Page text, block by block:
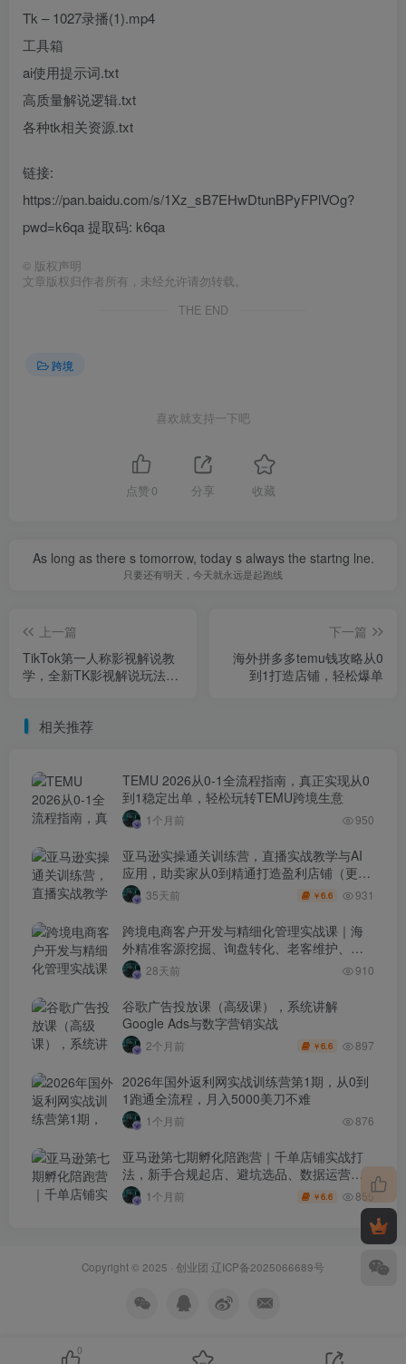
Tk – 1027录播(1).mp4
工具箱
ai使用提示词.txt
高质量解说逻辑.txt
各种tk相关资源.txt
链接:
https://pan.baidu.com/s/1Xz_sB7EHwDtunBPyFPlVOg?
pwd=k6qa 提取码: k6qa
© 版权声明
文章版权归作者所有，未经允许请勿转载。
THE END
跨境
喜欢就支持一下吧
点赞 0 分享 收藏
As long as there s tomorrow, today s always the startng lne.
只要还有明天，今天就永远是起跑线
上一篇
TikTok第一人称影视解说教
学，全新TK影视解说玩法，
下一篇
海外拼多多temu钱攻略从0
到1打造店铺，轻松爆单
相关推荐
TEMU 2026从0-1全流程指南，真正实现从0
到1稳定出单，轻松玩转TEMU跨境生意
1个月前 950
亚马逊实操通关训练营，直播实战教学与AI
应用，助卖家从0到精通打造盈利店铺（更新
7月3日）
35天前 ￥6.6 931
跨境电商客户开发与精细化管理实战课｜海
外精准客源挖掘、询盘转化、老客维护、客
户分层全流程落地教程
28天前 910
谷歌广告投放课（高级课），系统讲解
Google Ads与数字营销实战
2个月前 ￥6.6 897
2026年国外返利网实战训练营第1期，从0到
1跑通全流程，月入5000美刀不难
1个月前 876
亚马逊第七期孵化陪跑营｜千单店铺实战打
法，新手合规起店、避坑选品、数据运营全
落地（更新0625）
1个月前 ￥6.6 855
Copyright © 2025 · 创业团 辽ICP备2025066689号
0